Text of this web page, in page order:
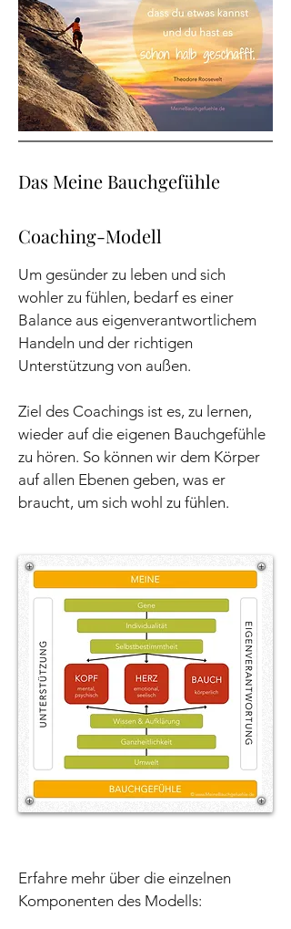
Das Meine Bauchgefühle
Coaching-Modell
Um gesünder zu leben und sich
wohler zu fühlen, bedarf es einer
Balance aus eigenverantwortlichem
Handeln und der richtigen
Unterstützung von außen.
​Ziel des Coachings ist es, zu lernen,
wieder auf die eigenen Bauchgefühle
zu hören. So können wir dem Körper
auf allen Ebenen geben, was er
braucht, um sich wohl zu fühlen.
Erfahre mehr über die einzelnen
Komponenten des Modells: